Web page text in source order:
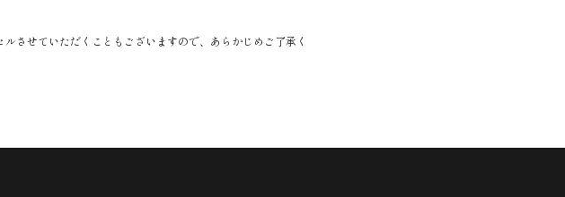
させていただくこともございますので、あらかじめご了承く